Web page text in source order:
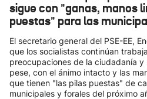
sigue con "ganas, manos
puestas" para las
El secretario general del PSE-EE,
que los socialistas continúan
preocupaciones de la ciudadanía
pese, con el ánimo intacto y las
que tienen "las pilas puestas" de
municipales y forales del próximo